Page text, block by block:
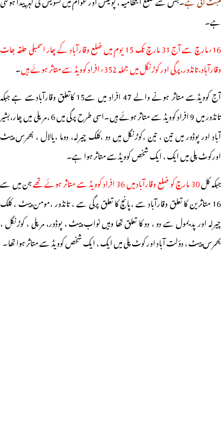
ہے۔
16؍مارچ سے آج 31 مارچ تک 15 یوم میں ضلع وقارآباد کے چار اسمبلی حلقہ جات
وقارآباد،تانڈور،پرگی اور کوڑنگل میں جملہ 352؍افراد کوویڈ سے متاثر ہوئے ہیں
۔
آج کوویڈسے متاثر ہونے والے 47 افراد میں سے15 کاتعلق وقارآبادسے ہے جبکہ
تانڈور میں 9 افراد کوویڈ سے متاثر ہوئے ہیں۔اسی طرح پرگی میں 6 ،مرپلی میں چار،بشیر
آباد اور پوڈور میں تین ، تین ،کوڑنگل میں دو ،کلک چیرلہ، دوما ،یالال ، بھمرس پیٹ
اورکوٹ پلی میں ایک ، ایک شخص کوویڈسے متاثر ہوا ہے۔
جبکہ کل30 مارچ کو ضلع وقارآباد میں 36 افراد کوویڈ سے متاثر ہوئے تھے
جن میں سے
16 متاثرین کا تعلق وقارآباد سے ،پانچ کا تعلق پرگی سے ، تانڈور ،مومن پیٹ ، کلک
چیرلہ اور پدیمول سے دو ، دو کا تعلق تھا وہیں نواب پیٹ ، پوڈور، مرپلی ، کوڑنگل ،
بھمرس پیٹ ، دؤلت آباد اور کوٹ پلی میں ایک ، ایک شخص کوویڈ سے متاثر ہوا تھا۔